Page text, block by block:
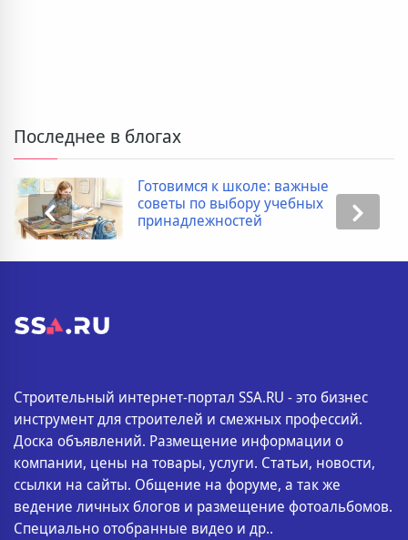
Последнее в блогах
Готовимся к школе: важные
советы по выбору учебных
принадлежностей
Строительный интернет-портал SSA.RU - это бизнес
инструмент для строителей и смежных профессий.
Доска объявлений. Размещение информации о
компании, цены на товары, услуги. Статьи, новости,
ссылки на сайты. Общение на форуме, а так же
ведение личных блогов и размещение фотоальбомов.
Специально отобранные видео и др..